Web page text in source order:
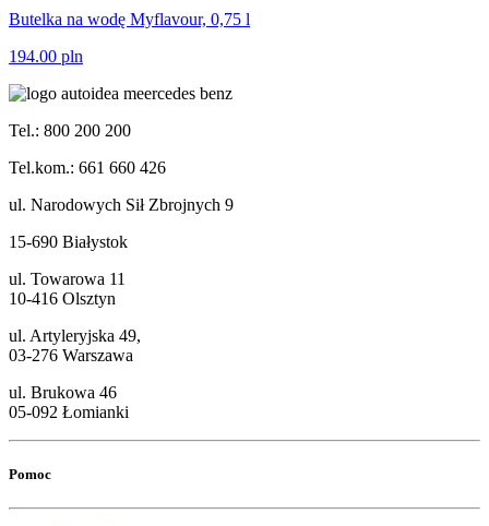
Butelka na wodę Myflavour, 0,75 l
194.00 pln
Tel.: 800 200 200
Tel.kom.: 661 660 426
ul. Narodowych Sił Zbrojnych 9
15-690 Białystok
ul. Towarowa 11
10-416 Olsztyn
ul. Artyleryjska 49,
03-276 Warszawa
ul. Brukowa 46
05-092 Łomianki
Pomoc